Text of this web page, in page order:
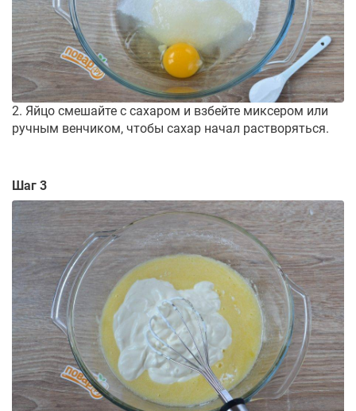
2. Яйцо смешайте с сахаром и взбейте миксером или
ручным венчиком, чтобы сахар начал растворяться.
Шаг 3